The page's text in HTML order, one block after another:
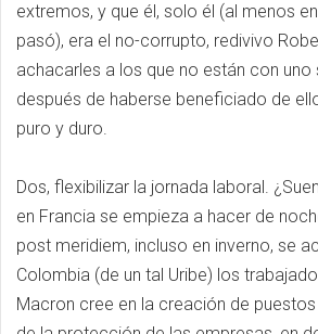
extremos, y que él, solo él (al menos
pasó), era el no-corrupto, redivivo
achacarles a los que no están con uno
después de haberse beneficiado de
puro y duro.
Dos, flexibilizar la jornada laboral.
en Francia se empieza a hacer de
post meridiem, incluso en inverno, se
Colombia (de un tal Uribe) los
Macron cree en la creación de